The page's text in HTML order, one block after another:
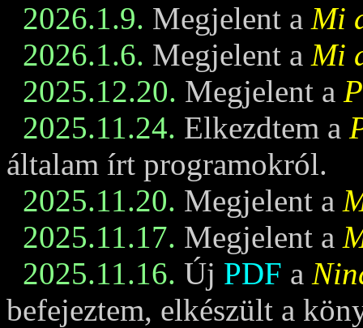
2026.1.9. Megjelent a Mi
2026.1.6. Megjelent a Mi
2025.12.20. Megjelent a
2025.11.24. Elkezdtem a
általam írt programokról.
2025.11.20. Megjelent a
2025.11.17. Megjelent a
2025.11.16. Új PDF a
befejeztem, elkészült a